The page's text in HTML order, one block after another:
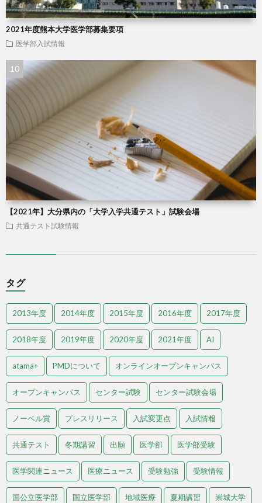
2021年度熊本大学医学部募集要項
医学部入試情報
【2021年】大分県内の「大学入学共通テスト」試験会場
共通テスト試験情報
タグ
2013年度 2014年度 2015年度 2016年度 2017年度
2018年度 2019年度 2020年度 2021年度 AI
atama+ PMDについて オンラインオープンキャンパス
オープンキャンパス センター試験 センター試験会場
ノーベル賞 プレスリリース 入試変更点 入試情報
共通テスト 冬期講習 出願 医学部 医学部受験
医学関連ニュース 医療ニュース 受験勉強 受験情報
国公立医学部 国立医学部 地域医療 夏期講習 崇城大学